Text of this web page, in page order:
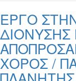
ΕΡΓΟ
ΔΙΟΝΥΣΗΣ
ΧΟΡΟΣ /